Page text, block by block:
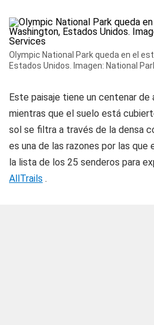
Olympic National Park queda en el
Estados Unidos. Imagen: National
Este paisaje tiene un centenar de
mientras que el suelo está
sol se filtra a través de la densa
es una de las razones por las
la lista de los 25 senderos para
AllTrails .